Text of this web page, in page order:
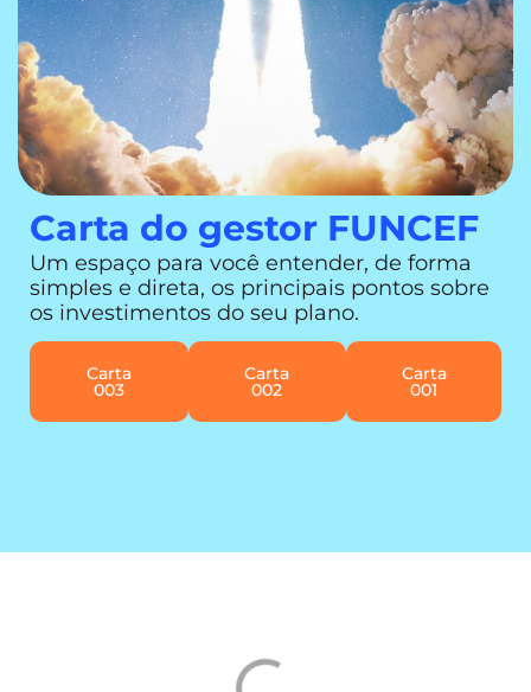
Carta do gestor FUNCEF
Um espaço para você entender, de forma
simples e direta, os principais pontos sobre
os investimentos do seu plano.
Carta
003
Carta
002
Carta
001